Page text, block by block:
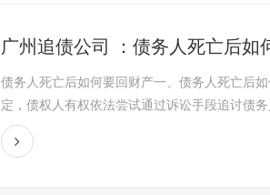
广州追债公司 ：债务人死亡后如
债务人死亡后如何要回财产一、债务人死亡后
定，债权人有权依法尝试通过诉讼手段追讨债